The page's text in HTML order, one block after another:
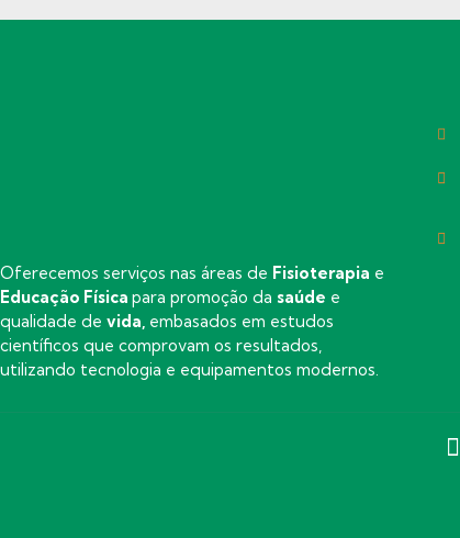
Oferecemos serviços nas áreas de Fisioterapia e
Educação Física para promoção da saúde e
qualidade de vida, embasados em estudos
científicos que comprovam os resultados,
utilizando tecnologia e equipamentos modernos.